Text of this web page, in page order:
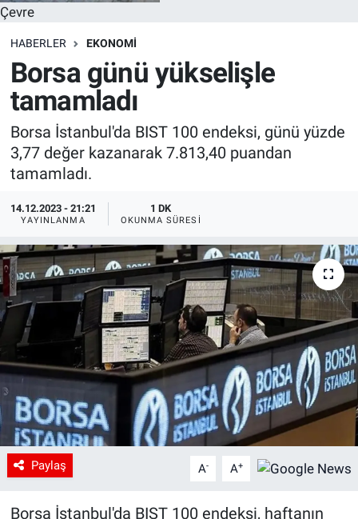
Çevre
HABERLER EKONOMI
Borsa günü yükselişle
tamamladı
Borsa İstanbul'da BIST 100 endeksi, günü yüzde
3,77 değer kazanarak 7.813,40 puandan
tamamladı.
14.12.2023 - 21:21
YAYINLANMA
1 DK
OKUNMA SÜRESI
Paylaş A- A+
Borsa İstanbul'da BIST 100 endeksi, haftanın